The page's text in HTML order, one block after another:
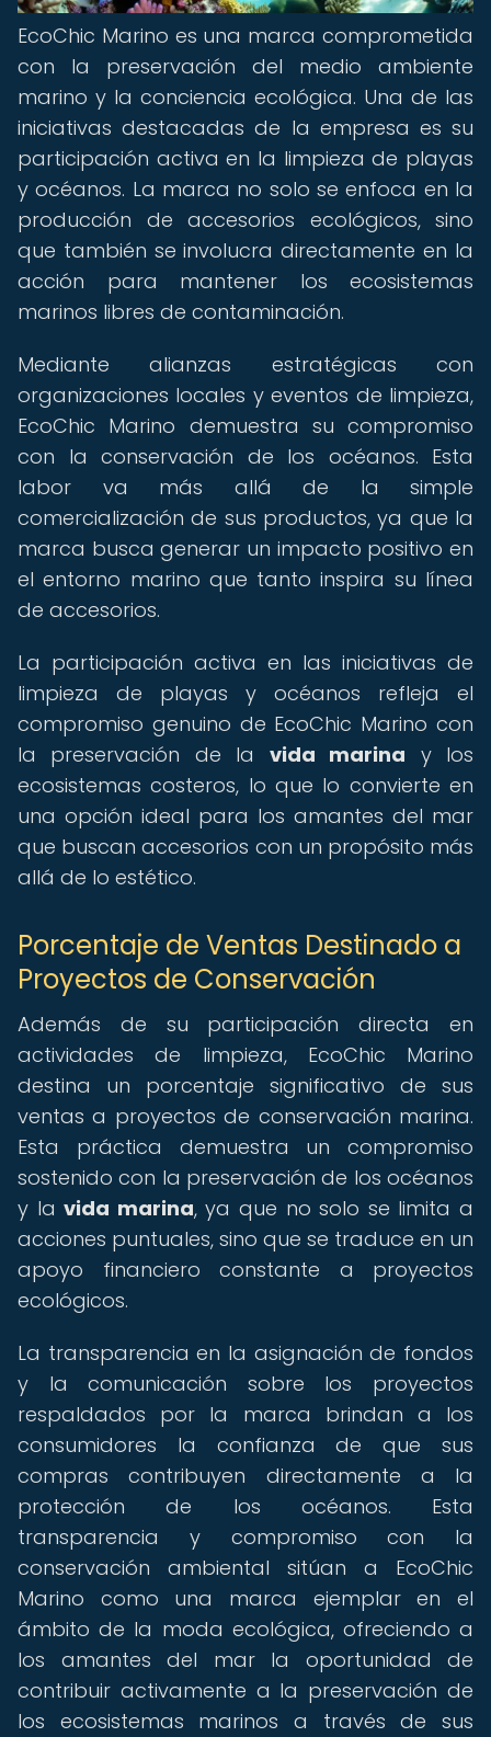
EcoChic Marino es una marca comprometida
con la preservación del medio ambiente
marino y la conciencia ecológica. Una de las
iniciativas destacadas de la empresa es su
participación activa en la limpieza de playas
y océanos. La marca no solo se enfoca en la
producción de accesorios ecológicos, sino
que también se involucra directamente en la
acción para mantener los ecosistemas
marinos libres de contaminación.
Mediante alianzas estratégicas con
organizaciones locales y eventos de limpieza,
EcoChic Marino demuestra su compromiso
con la conservación de los océanos. Esta
labor va más allá de la simple
comercialización de sus productos, ya que la
marca busca generar un impacto positivo en
el entorno marino que tanto inspira su línea
de accesorios.
La participación activa en las iniciativas de
limpieza de playas y océanos refleja el
compromiso genuino de EcoChic Marino con
la preservación de la vida marina y los
ecosistemas costeros, lo que lo convierte en
una opción ideal para los amantes del mar
que buscan accesorios con un propósito más
allá de lo estético.
Porcentaje de Ventas Destinado a
Proyectos de Conservación
Además de su participación directa en
actividades de limpieza, EcoChic Marino
destina un porcentaje significativo de sus
ventas a proyectos de conservación marina.
Esta práctica demuestra un compromiso
sostenido con la preservación de los océanos
y lavida marina, ya que no solo se limita a
acciones puntuales, sino que se traduce en un
apoyo financiero constante a proyectos
ecológicos.
La transparencia en la asignación de fondos
y la comunicación sobre los proyectos
respaldados por la marca brindan a los
consumidores la confianza de que sus
compras contribuyen directamente a la
protección de los océanos. Esta
transparencia y compromiso con la
conservación ambiental sitúan a EcoChic
Marino como una marca ejemplar en el
ámbito de la moda ecológica, ofreciendo a
los amantes del mar la oportunidad de
contribuir activamente a la preservación de
los ecosistemas marinos a través de sus